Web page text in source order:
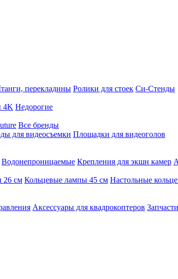
перекладины Ролики для стоек Си-Стенды
4K Недорогие
Все бренды
для видеосъемки Площадки для видеоголов
Водонепроницаемые Крепления для экшн камер
26 см Кольцевые лампы 45 см Настольные
Аксессуары для квадрокоптеров